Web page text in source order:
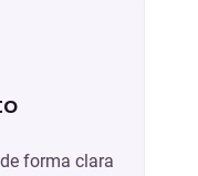
forma clara